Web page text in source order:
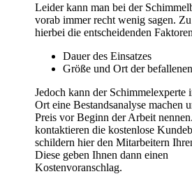
Leider kann man bei der
vorab immer recht wenig sagen.
hierbei die entscheidenden
Dauer des Einsatzes
Größe und Ort der
Jedoch kann der Schimmelexperte
Ort eine Bestandsanalyse machen
Preis vor Beginn der Arbeit
kontaktieren die kostenlose
schildern hier den Mitarbeitern
Diese geben Ihnen dann einen
Kostenvoranschlag.